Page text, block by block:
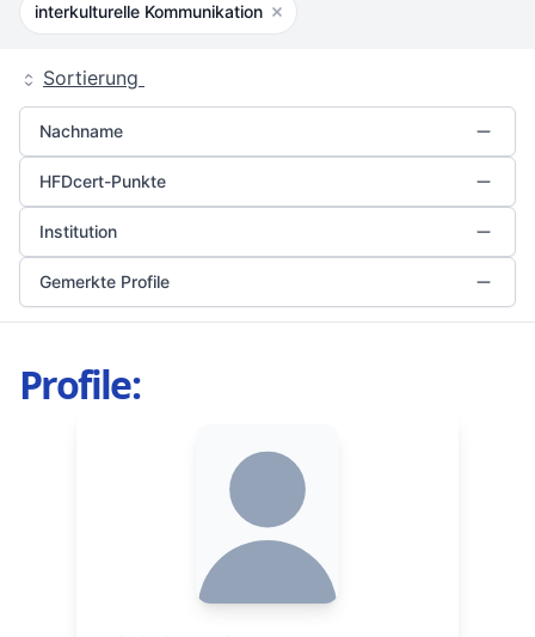
interkulturelle Kommunikation Filter entfernen
Sortierung
Nachname
HFDcert-Punkte
Institution
Gemerkte Profile
Profile: